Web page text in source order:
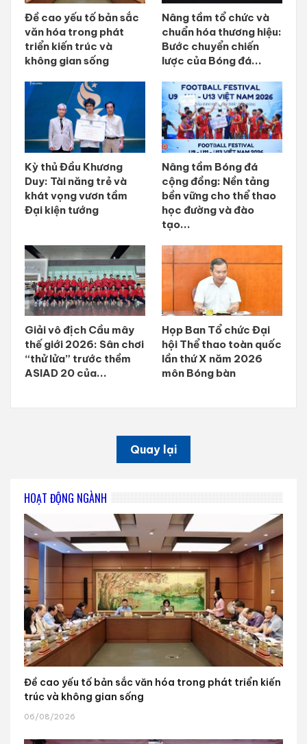
Đề cao yếu tố bản sắc
văn hóa trong phát
triển kiến trúc và
không gian sống
Nâng tầm tổ chức và
chuẩn hóa thương hiệu:
Bước chuyển chiến
lược của Bóng đá...
Kỳ thủ Đầu Khương
Duy: Tài năng trẻ và
khát vọng vươn tầm
Đại kiện tướng
Nâng tầm Bóng đá
cộng đồng: Nền tảng
bền vững cho thể thao
học đường và đào
tạo...
Giải vô địch Cầu mây
thế giới 2026: Sân chơi
“thử lửa” trước thềm
ASIAD 20 của...
Họp Ban Tổ chức Đại
hội Thể thao toàn quốc
lần thứ X năm 2026
môn Bóng bàn
Quay lại
HOẠT ĐỘNG NGÀNH
Đề cao yếu tố bản sắc văn hóa trong phát triển kiến
trúc và không gian sống
06/08/2026